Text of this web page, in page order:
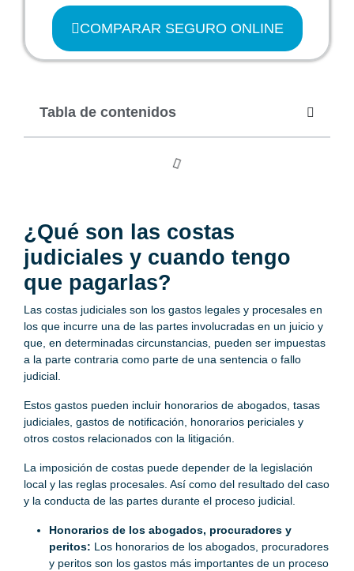
¿Qué son las costas
judiciales y cuando tengo
que pagarlas?
Las costas judiciales son los gastos legales y procesales en
los que incurre una de las partes involucradas en un juicio y
que, en determinadas circunstancias, pueden ser impuestas
a la parte contraria como parte de una sentencia o fallo
judicial.
Estos gastos pueden incluir honorarios de abogados, tasas
judiciales, gastos de notificación, honorarios periciales y
otros costos relacionados con la litigación.
La imposición de costas puede depender de la legislación
local y las reglas procesales. Así como del resultado del caso
y la conducta de las partes durante el proceso judicial.
Honorarios de los abogados, procuradores y
peritos: Los honorarios de los abogados, procuradores
y peritos son los gastos más importantes de un proceso
COMPARAR SEGURO ONLINE
Tabla de contenidos